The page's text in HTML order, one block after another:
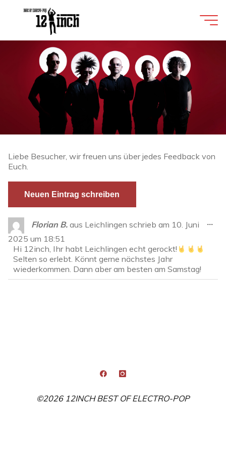
BEST OF
ELECTRO-
POP
Liebe Besucher, wir freuen uns über jedes Feedback von
Euch.
Florian B. aus Leichlingen schrieb am 10. Juni
2025 um 18:51
Hi 12inch, Ihr habt Leichlingen echt gerockt!
Selten so erlebt. Könnt gerne nächstes Jahr
wiederkommen. Dann aber am besten am Samstag!
...
©2026 12INCH BEST OF ELECTRO-POP